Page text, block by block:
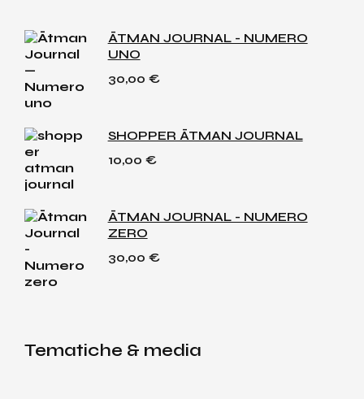
ĀTMAN JOURNAL - NUMERO
UNO
30,00 €
SHOPPER ĀTMAN JOURNAL
10,00 €
ĀTMAN JOURNAL - NUMERO
ZERO
30,00 €
Tematiche & media